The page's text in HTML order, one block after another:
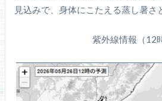
見込みで、身体にこたえる蒸し暑さ
紫外線情報（12